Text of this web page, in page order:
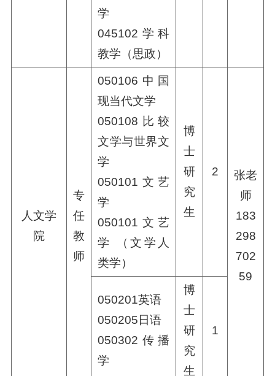
学
045102学科
教学（思政）
人文学
院
专
任
教
师
050106中国
现当代文学
050108比较
文学与世界文
学
050101文艺
学
050101文艺
学 （文学人
类学）
博
士
研
究
生
2
张老
师
183
298
702
59
050201英语
050205日语
050302传播
学
博
士
研
究
生
1